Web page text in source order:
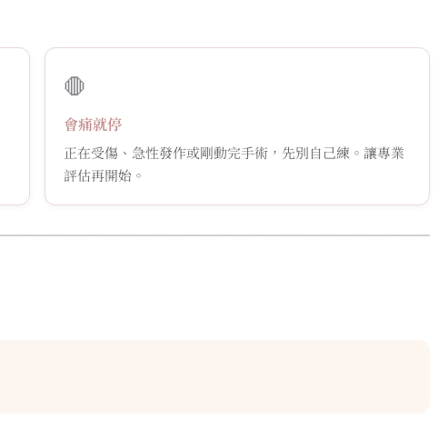
🛑
會痛就停
正在受傷、急性發作或剛動完手術，先別自己練。讓專業
評估再開始。